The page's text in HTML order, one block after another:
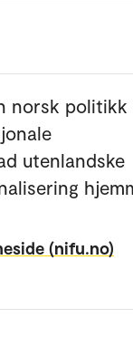
norsk politikk
utenlandske
(nifu.no)